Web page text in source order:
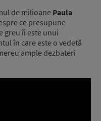
de milioanePaula
ce presupune
greu îi este unui
în care este o vedetă
ample dezbateri